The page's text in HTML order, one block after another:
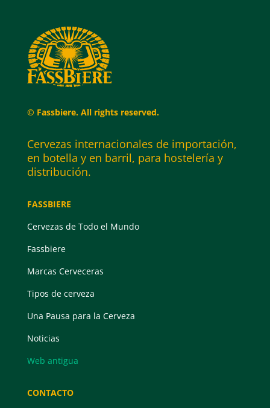
© Fassbiere. All rights reserved.
Cervezas internacionales de importación,
en botella y en barril, para hostelería y
distribución.
FASSBIERE
Cervezas de Todo el Mundo
Fassbiere
Marcas Cerveceras
Tipos de cerveza
Una Pausa para la Cerveza
Noticias
Web antigua
CONTACTO